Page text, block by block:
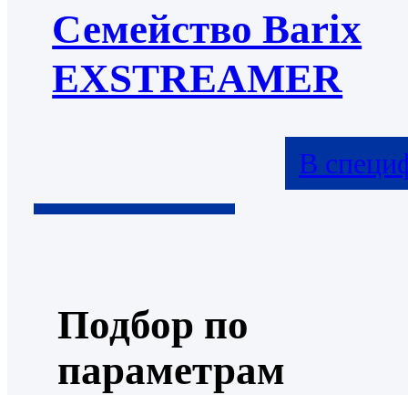
Семейство Barix
EXSTREAMER
В
Подбор по
параметрам